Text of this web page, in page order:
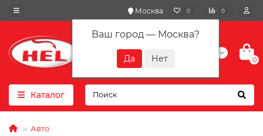
Москва
Ваш город — Москва?
0 0
+7(901) 417-10-01
0
Каталог
Авто